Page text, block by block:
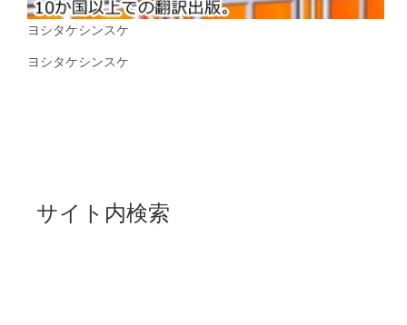
ヨシタケシンスケ
ヨシタケシンスケ
サイト内検索